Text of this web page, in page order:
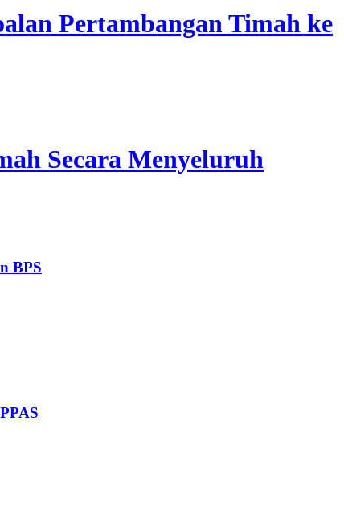
Pertambangan Timah ke
Secara Menyeluruh
BPS